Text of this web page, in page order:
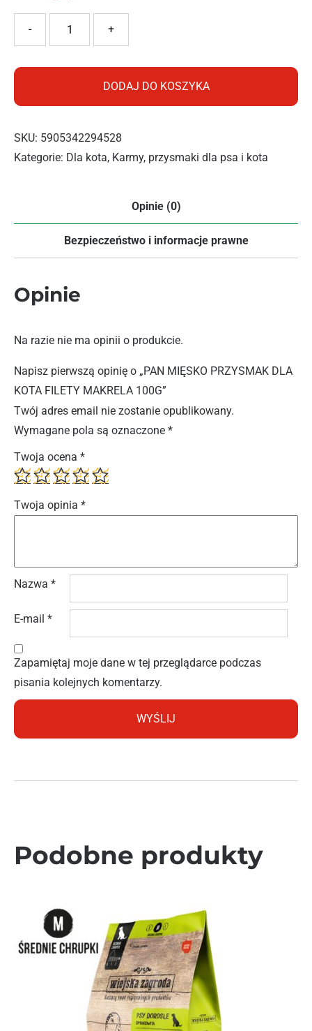
+
-
DODAJ DO KOSZYKA
SKU: 5905342294528
Kategorie: Dla kota, Karmy, przysmaki dla psa i kota
Opinie (0)
Bezpieczeństwo i informacje prawne
Opinie
Na razie nie ma opinii o produkcie.
Napisz pierwszą opinię o „PAN MIĘSKO PRZYSMAK DLA
KOTA FILETY MAKRELA 100G”
Twój adres email nie zostanie opublikowany.
Wymagane pola są oznaczone *
Twoja ocena *
Twoja opinia *
Nazwa *
E-mail *
Zapamiętaj moje dane w tej przeglądarce podczas
pisania kolejnych komentarzy.
Podobne produkty